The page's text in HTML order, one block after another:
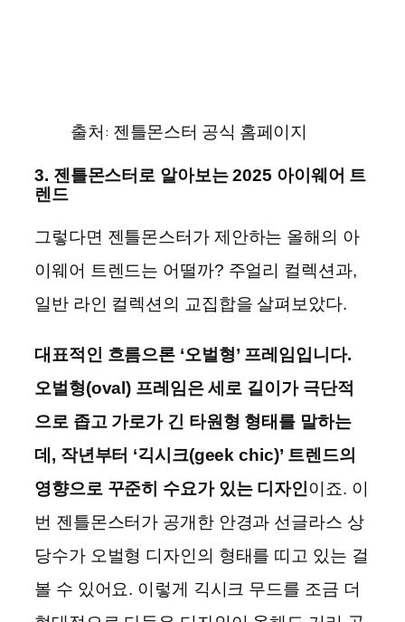
출처: 젠틀몬스터 공식 홈페이지
3. 젠틀몬스터로 알아보는 2025 아이웨어 트
렌드
그렇다면 젠틀몬스터가 제안하는 올해의 아
이웨어 트렌드는 어떨까? 주얼리 컬렉션과,
일반 라인 컬렉션의 교집합을 살펴보았다.
대표적인 흐름으론 ‘오벌형’ 프레임입니다.
오벌형(oval) 프레임은 세로 길이가 극단적
으로 좁고 가로가 긴 타원형 형태를 말하는
데, 작년부터 ‘긱시크(geek chic)’ 트렌드의
영향으로 꾸준히 수요가 있는 디자인이죠. 이
번 젠틀몬스터가 공개한 안경과 선글라스 상
당수가 오벌형 디자인의 형태를 띠고 있는 걸
볼 수 있어요. 이렇게 긱시크 무드를 조금 더